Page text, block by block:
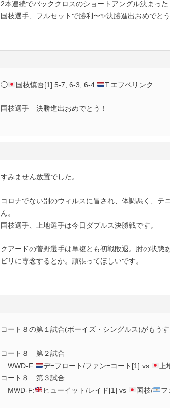
2本連続でバッククロスのショートアングル決まった
国枝選手、フルセットで勝利〜✨決勝進出おめでと
◯ 国枝慎吾[1] 5-7, 6-3, 6-4 T.エフベリンク
国枝選手 決勝進出おめでとう！
すみません放置でした。
コロナでない別のウィルスに冒され、体調悪く、テ
ん。
国枝選手、上地選手は今日ダブルス決勝戦です。
クアードの菅野選手は単複とも初戦敗退。肘の状態
ビリに専念するとか。頑張ってほしいです。
コート８の第１試合(ボーイズ・シングルス)がもうす
コート８ 第２試合
WWD-F:
デ=フロート/ファン=コート[1] vs 上
コート８ 第３試合
MWD-F:
ヒューイット/レイド[1] vs 国枝/ フ